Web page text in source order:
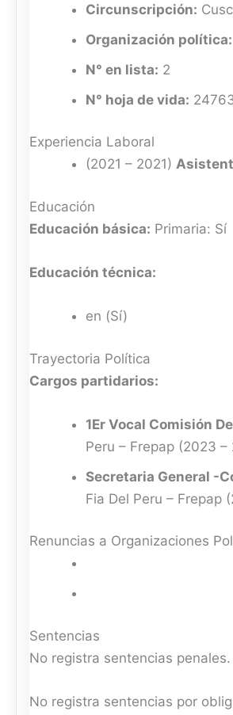
Circunscripción:
Organización política:
N° en lista: 2
N° hoja de vida:
Experiencia Laboral
(2021 – 2021)
Educación
Educación básica: Primaria:
Educación técnica:
en (Sí)
Trayectoria Política
Cargos partidarios:
1Er Vocal Comisión
Peru – Frepap (2023 –
Secretaria General -
Fia Del Peru – Frepap
Renuncias a Organizaciones
Sentencias
No registra sentencias penales.
No registra sentencias por